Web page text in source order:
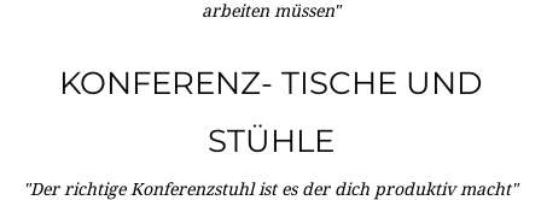
arbeiten müssen"
KONFERENZ- TISCHE UND
STÜHLE
"Der richtige Konferenzstuhl ist es der dich produktiv macht"